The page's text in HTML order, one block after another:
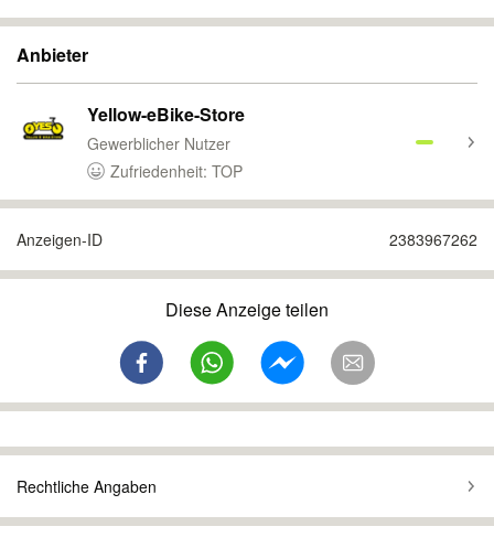
Anbieter
Yellow-eBike-Store
Gewerblicher Nutzer
Zufriedenheit: TOP
Anzeigen-ID 2383967262
Diese Anzeige teilen
Rechtliche Angaben